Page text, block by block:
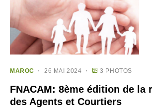
MAROC 26 MAI 2024 3 PHOTOS
FNACAM: 8ème édition de la
des Agents et Courtiers